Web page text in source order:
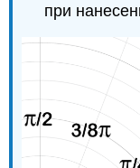
при